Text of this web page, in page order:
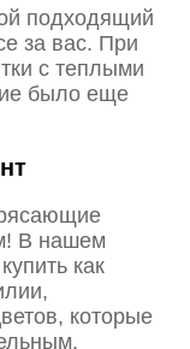
подходящий
за вас. При
с теплыми
было еще
В нашем
как
которые